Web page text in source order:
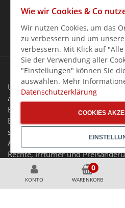
KONTO WARENKORB
Auszeichnung:
TOP SHOP
Unsere Angebote in unserem
ausschließlich an Unternehmer,
Behörden, Vereine sowie soziale
Einrichtungen im Sinne des § 14
sich nicht an Verbraucher.
Alle Preise gelten zzgl. MwSt.
Rechte, Irrtümer und
Angebote nur solange der Vorrat
Wie wir Cookies & Co
Wir nutzen Cookies, um das
zu verbessern und um
verbessern. Mit Klick auf
Sie der Verwendung aller
"Einstellungen" können Sie
auswählen. Mehr
Datenschutzerklärung
COOKIES